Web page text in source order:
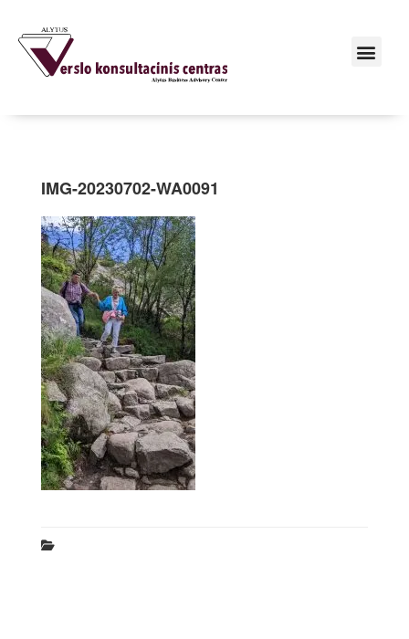
IMG-20230702-WA0091